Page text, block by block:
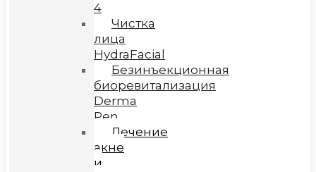
4
Чистка
лица
HydraFacial
Безинъекционная
биоревитализация
Derma
Pen
Лечение
акне
и